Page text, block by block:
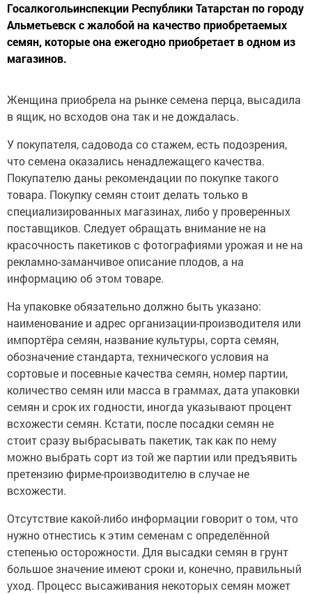
Госалкогольинспекции Республики Татарстан по городу
Альметьевск с жалобой на качество приобретаемых
семян, которые она ежегодно приобретает в одном из
магазинов.
Женщина приобрела на рынке семена перца, высадила
в ящик, но всходов она так и не дождалась.
У покупателя, садовода со стажем, есть подозрения,
что семена оказались ненадлежащего качества.
Покупателю даны рекомендации по покупке такого
товара. Покупку семян стоит делать только в
специализированных магазинах, либо у проверенных
поставщиков. Следует обращать внимание не на
красочность пакетиков с фотографиями урожая и не на
рекламно-заманчивое описание плодов, а на
информацию об этом товаре.
На упаковке обязательно должно быть указано:
наименование и адрес организации-производителя или
импортёра семян, название культуры, сорта семян,
обозначение стандарта, технического условия на
сортовые и посевные качества семян, номер партии,
количество семян или масса в граммах, дата упаковки
семян и срок их годности, иногда указывают процент
всхожести семян. Кстати, после посадки семян не
стоит сразу выбрасывать пакетик, так как по нему
можно выбрать сорт из той же партии или предъявить
претензию фирме-производителю в случае не
всхожести.
Отсутствие какой-либо информации говорит о том, что
нужно отнестись к этим семенам с определённой
степенью осторожности. Для высадки семян в грунт
большое значение имеют сроки и, конечно, правильный
уход. Процесс высаживания некоторых семян может